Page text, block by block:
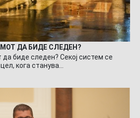
ДА БИДЕ СЛЕДЕН?
биде следен? Секој систем се
кога станува…